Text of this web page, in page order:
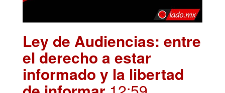
Ley de Audiencias: entre
el derecho a estar
informado y la libertad